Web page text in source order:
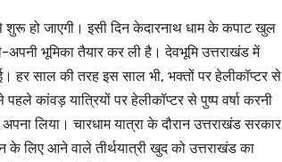
शुरू हो जाएगी। इसी दिन केदारनाथ धाम के कपाट खुल
अपनी भूमिका तैयार कर ली है। देवभूमि उत्तराखंड में
हर साल की तरह इस साल भी, भक्तों पर हेलीकॉप्टर से
कांवड़ यात्रियों पर हेलीकॉप्टर से पुष्प वर्षा करनी
लिया। चारधाम यात्रा के दौरान उत्तराखंड सरकार
के लिए आने वाले तीर्थयात्री खुद को उत्तराखंड का